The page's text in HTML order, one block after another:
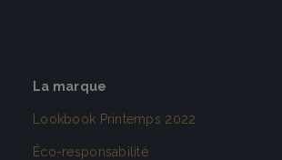
La marque
Lookbook Printemps 2022
Éco-responsabilité